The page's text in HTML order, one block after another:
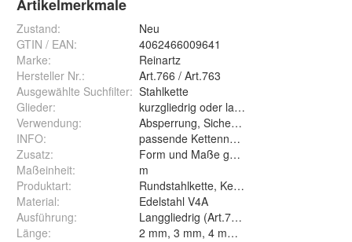
Artikelmerkmale
Zustand:
Neu
GTIN / EAN:
4062466009641
Marke:
Reinartz
Hersteller Nr.:
Art.766 / Art.763
Ausgewählte Suchfilter: Stahlkette
Glieder:
kurzgliedrig oder langgliedrig
Verwendung:
Absperrung, Sicherung, Maritim, Boot,
INFO:
passende Kettennotglieder im Ebay-Shop!
Zusatz:
Form und Maße gemäß DIN763 / DIN766
Maßeinheit:
m
Produktart:
Rundstahlkette, Kette, Stahlkette,
Material:
Edelstahl V4A
Ausführung:
Länge: